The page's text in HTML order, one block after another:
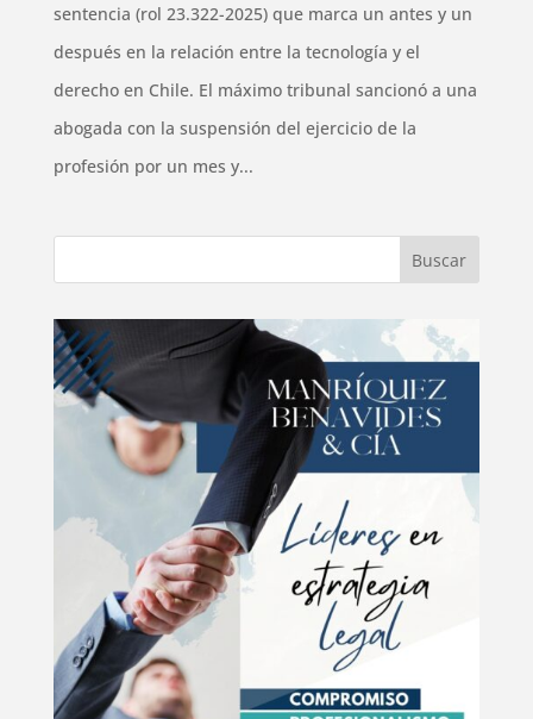
sentencia (rol 23.322-2025) que marca un antes y un
después en la relación entre la tecnología y el
derecho en Chile. El máximo tribunal sancionó a una
abogada con la suspensión del ejercicio de la
profesión por un mes y...